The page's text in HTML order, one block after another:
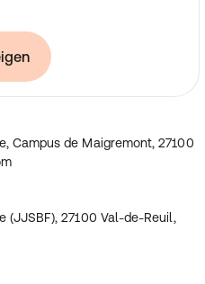
Conditioner mit
Kollagen und
have für feines Haar
und nährt es vom
Tenside verleiht
großzügig im gesamten
einwirken lassen,
Campus de Maigremont, 27100
27100 Val-de-Reuil,